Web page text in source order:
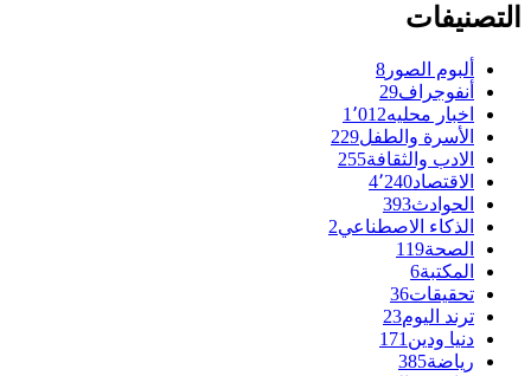
التصنيفات
ألبوم الصور 8
أنفوجراف29
اخبار محليه1٬012
الأسرة والطفل229
الادب والثقافة255
الاقتصاد4٬240
الحوادث393
الذكاء الاصطناعي2
الصحة119
المكتبة6
تحقيقات36
ترند اليوم23
دنيا ودين 171
رياضة385